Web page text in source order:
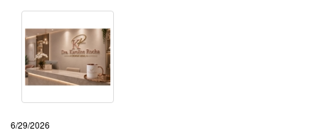
6/29/2026